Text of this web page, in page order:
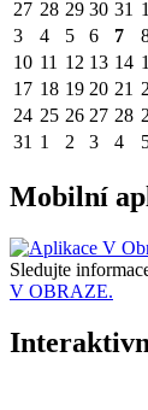
27 28 29 30 31 1
3
4 5 6 7
10 11 12 13 14
17 18 19 20 21
24 25 26 27 28
31 1 2 3 4
Mobilní
Sledujte
V OBRAZE.